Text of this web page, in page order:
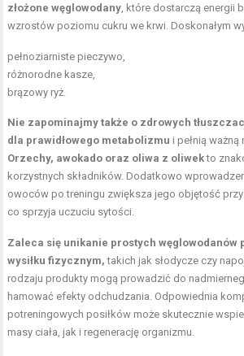
złożone węglowodany, które dostarczą energii
wzrostów poziomu cukru we krwi. Doskonałym
pełnoziarniste pieczywo,
różnorodne kasze,
brązowy ryż.
Nie zapominajmy także o zdrowych
dla prawidłowego metabolizmu i pełnią
Orzechy, awokado oraz oliwa z oliwekto
korzystnych składników. Dodatkowo
owoców po treningu zwiększa jego objętość
co sprzyja uczuciu sytości.
Zaleca się unikanie prostych węglowodanów
wysiłku fizycznym, takich jak słodycze czy
rodzaju produkty mogą prowadzić do
hamować efekty odchudzania. Odpowiednia
potreningowych posiłków może skutecznie
masy ciała, jak i regenerację organizmu.